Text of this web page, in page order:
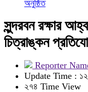
অনুষ্ঠিত
সুন্দরবন রক্ষার
চিত্রাঙ্কন
Reporter
Update Time :
২৭৪ Time View